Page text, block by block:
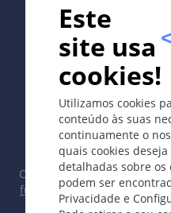
Terapia
Dieta, terapia de
cosmeticamente
Casos
Este
site usa
cookies!
Utilizamos cookies
conteúdo às suas
continuamente o
quais cookies
detalhadas sobre os
podem ser
Privacidade e
In collaboration with
Copyright © 2003-2026
fundador Guenter Burg,
Vahid